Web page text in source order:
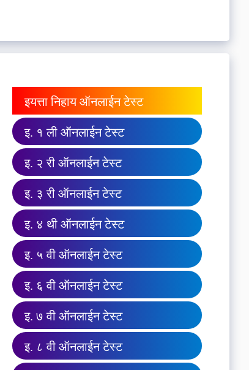
इयत्ता निहाय ऑनलाईन टेस्ट
इ. १ ली ऑनलाईन टेस्ट
इ. २ री ऑनलाईन टेस्ट
इ. ३ री ऑनलाईन टेस्ट
इ. ४ थी ऑनलाईन टेस्ट
इ. ५ वी ऑनलाईन टेस्ट
इ. ६ वी ऑनलाईन टेस्ट
इ. ७ वी ऑनलाईन टेस्ट
इ. ८ वी ऑनलाईन टेस्ट